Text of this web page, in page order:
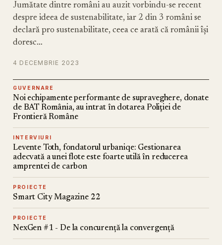
Jumătate dintre români au auzit vorbindu-se recent
despre ideea de sustenabilitate, iar 2 din 3 români se
declară pro sustenabilitate, ceea ce arată că românii își
doresc…
4 DECEMBRIE 2023
GUVERNARE
Noi echipamente performante de supraveghere, donate
de BAT România, au intrat în dotarea Poliţiei de
Frontieră Române
INTERVIURI
Levente Toth, fondatorul urbaniqe: Gestionarea
adecvată a unei flote este foarte utilă în reducerea
amprentei de carbon
PROIECTE
Smart City Magazine 22
PROIECTE
NexGen #1 - De la concurență la convergență